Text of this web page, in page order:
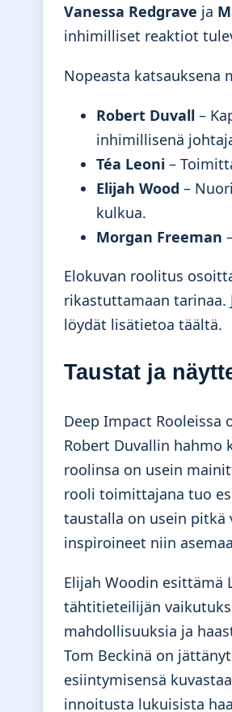
Vanessa Redgrave ja
inhimilliset reaktiot
Nopeasta katsauksena
Robert Duvall –
inhimillisenä
Téa Leoni –
Elijah Wood –
kulkua.
Morgan Freeman
Elokuvan roolitus
rikastuttamaan tarinaa.
löydät lisätietoa täältä.
Taustat ja
Deep Impact
Robert Duvallin hahmo
roolinsa on usein
rooli toimittajana tuo
taustalla on usein
inspiroineet niin
Elijah Woodin
tähtitieteilijän
mahdollisuuksia ja
Tom Beckinä on
esiintymisensä
innoitusta lukuisista